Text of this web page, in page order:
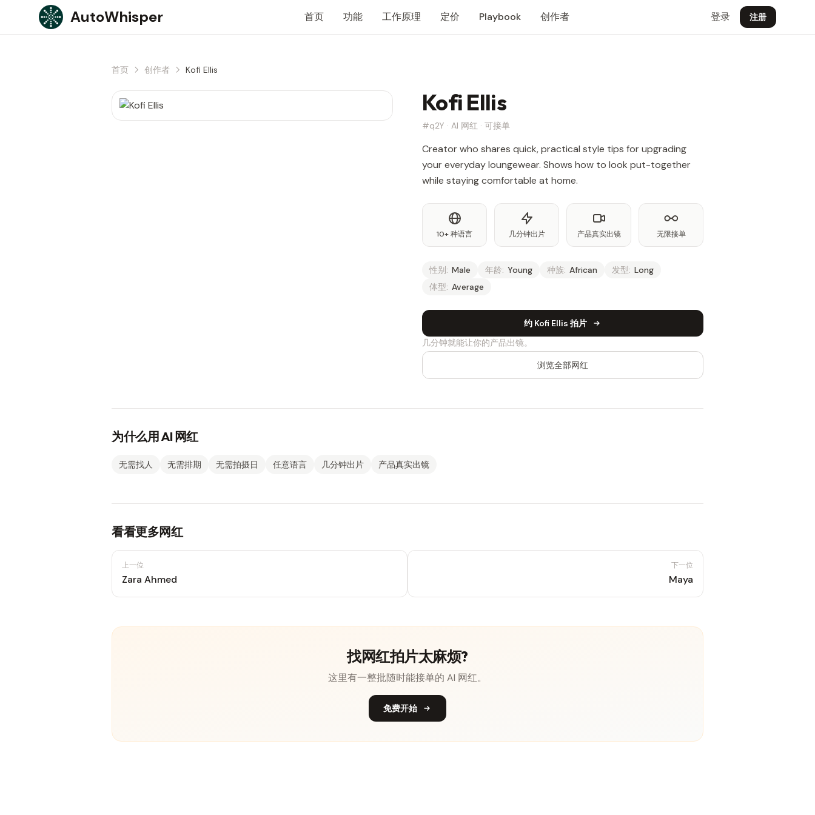
Skip to content
AutoWhisper 首页 功能 工作原理 定价 Playbook 创作者 登录 注册
首页 创作者 Kofi Ellis
Kofi Ellis
#q2Y · AI 网红 · 可接单
Creator who shares quick, practical style tips for upgrading
your everyday loungewear. Shows how to look put-together
while staying comfortable at home.
10+ 种语言 几分钟出片 产品真实出镜 无限接单
性别: Male 年龄: Young 种族: African 发型: Long
体型: Average
约 Kofi Ellis 拍片
几分钟就能让你的产品出镜。
浏览全部网红
为什么用 AI 网红
无需找人 无需排期 无需拍摄日 任意语言 几分钟出片 产品真实出镜
看看更多网红
上一位
Zara Ahmed
下一位
Maya
找网红拍片太麻烦?
这里有一整批随时能接单的 AI 网红。
免费开始